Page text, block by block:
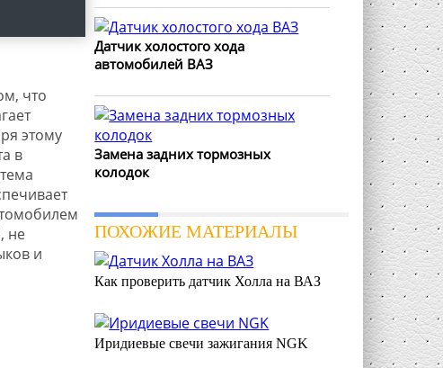
что
этому
в
не
и
Датчик холостого хода
автомобилей ВАЗ
Замена задних тормозных
колодок
ПОХОЖИЕ МАТЕРИАЛЫ
Как проверить датчик Холла на ВАЗ
Иридиевые свечи зажигания NGK